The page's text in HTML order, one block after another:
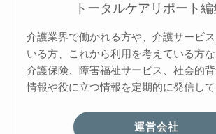
トータルケアリポート編
介護業界で働かれる方や、介護サービ
いる方、これから利用を考えている方な
介護保険、障害福祉サービス、社会的
情報や役に立つ情報を定期的に発信して
運営会社